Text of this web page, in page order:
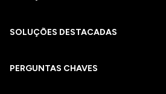
SOLUÇÕES DESTACADAS
PERGUNTAS CHAVES​